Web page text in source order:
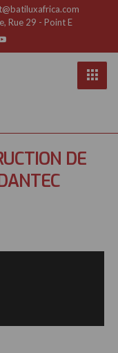
Rue 29 - Point E
DE